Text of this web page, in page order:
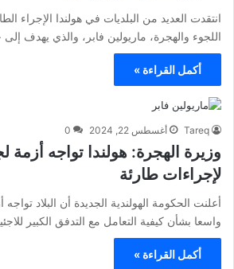
انتقدت العديد من البلديات في هولندا الإجراء
اللجوء والهجرة، ماريولين فابر، والذي يهدف
أكمل القراءة »
Tareq أغسطس 22, 2024 0
وزيرة الهجرة: هولندا تواجه أزمة
لإجراءات طارئة
أعلنت الحكومة الهولندية الجديدة أن البلاد تواجه
واسعا بشأن كيفية التعامل مع التدفق الكبير
أكمل القراءة »